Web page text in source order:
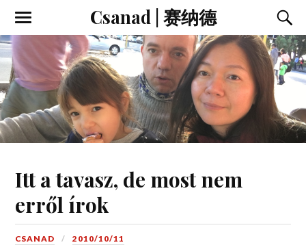
Csanad | 赛纳德
Itt a tavasz, de most nem
erről írok
CSANAD 2010/10/11